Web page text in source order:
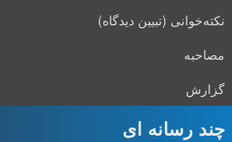
نکته‌خوانی (تبیین دیدگاه)
مصاحبه
گزارش
چند رسانه ای